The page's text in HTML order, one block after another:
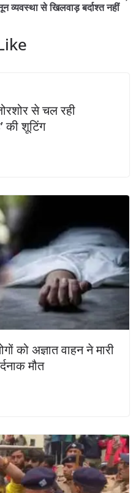
व्यवस्था से खिलवाड़ बर्दाश्त नहीं
से चल रही
की शूटिंग
को अज्ञात वाहन ने मारी
मौत